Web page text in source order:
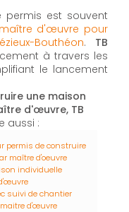
permis est souvent
maître d'œuvre pour
Bouthéon. TB
à travers les
le lancement
une maison
d'œuvre, TB
aussi :
permis de construire
maître d'oeuvre
individuelle
suivi de chantier
d'œuvre